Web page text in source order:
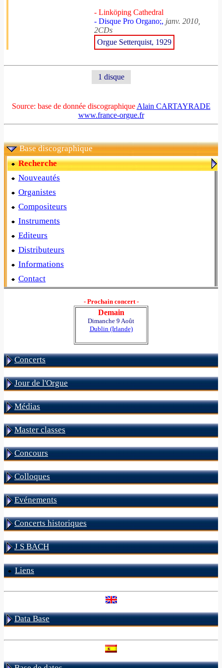
- Linköping Cathedral
- Disque Pro Organo;, janv. 2010,
2CDs
Orgue Setterquist, 1929
1 disque
Source: base de donnée discographique Alain CARTAYRADE
www.france-orgue.fr
Base discographique
Recherche
Nouveautés
Organistes
Compositeurs
Instruments
Editeurs
Distributeurs
Informations
Contact
- Prochain concert -
Demain
Dimanche 9 Août
Dublin (Irlande)
Concerts
Jour de l'Orgue
Médias
Master classes
Concours
Colloques
Evénements
Concerts historiques
J S BACH
Liens
Data Base